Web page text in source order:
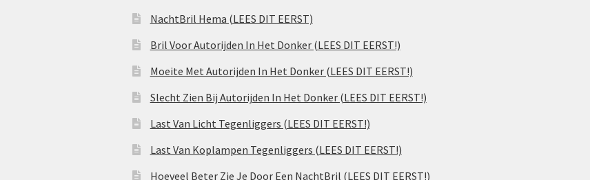
NachtBril Hema (LEES DIT EERST)
Bril Voor Autorijden In Het Donker (LEES DIT EERST!)
Moeite Met Autorijden In Het Donker (LEES DIT EERST!)
Slecht Zien Bij Autorijden In Het Donker (LEES DIT EERST!)
Last Van Licht Tegenliggers (LEES DIT EERST!)
Last Van Koplampen Tegenliggers (LEES DIT EERST!)
Hoeveel Beter Zie Je Door Een NachtBril (LEES DIT EERST!)